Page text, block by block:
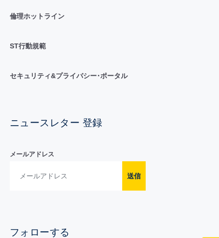
倫理ホットライン
ST行動規範
セキュリティ&プライバシー･ポータル
ニュースレター 登録
メールアドレス
送信
フォローする